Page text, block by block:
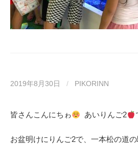
2019年8月30日 / PIKORINN
皆さんこんにちゎ あいりんご2
お盆明けにりんご2で、一本松の道